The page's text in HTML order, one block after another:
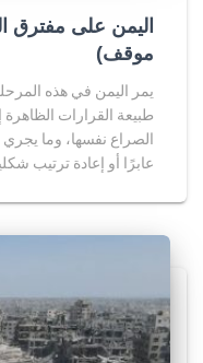
اليمن على مفترق
موقف)
يمر اليمن في هذه
طبيعة القرارات
الصراع نفسها، وما
عابرًا أو إعادة ترتيب